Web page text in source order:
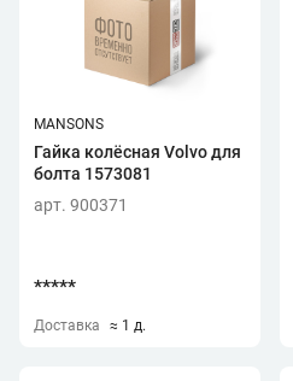
MANSONS
Гайка колёсная Volvo для
болта 1573081
арт. 900371
*****
Доставка ≈ 1 д.